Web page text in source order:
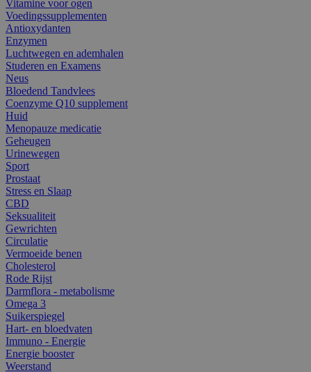
Vitamine voor ogen
Voedingssupplementen
Antioxydanten
Enzymen
Luchtwegen en ademhalen
Studeren en Examens
Neus
Bloedend Tandvlees
Coenzyme Q10 supplement
Huid
Menopauze medicatie
Geheugen
Urinewegen
Sport
Prostaat
Stress en Slaap
CBD
Seksualiteit
Gewrichten
Circulatie
Vermoeide benen
Cholesterol
Rode Rijst
Darmflora - metabolisme
Omega 3
Suikerspiegel
Hart- en bloedvaten
Immuno - Energie
Energie booster
Weerstand